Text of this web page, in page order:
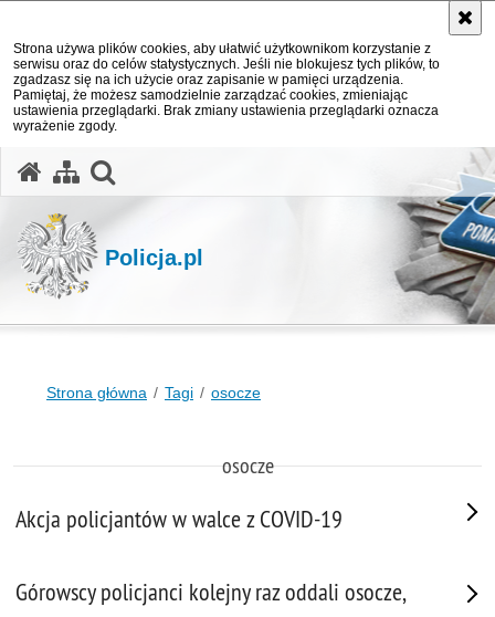
Strona używa plików cookies, aby ułatwić użytkownikom korzystanie z
serwisu oraz do celów statystycznych. Jeśli nie blokujesz tych plików, to
zgadzasz się na ich użycie oraz zapisanie w pamięci urządzenia.
Pamiętaj, że możesz samodzielnie zarządzać cookies, zmieniając
ustawienia przeglądarki. Brak zmiany ustawienia przeglądarki oznacza
wyrażenie zgody.
Policja.pl
Strona główna Tagi osocze
osocze
Akcja policjantów w walce z COVID-19
Górowscy policjanci kolejny raz oddali osocze,